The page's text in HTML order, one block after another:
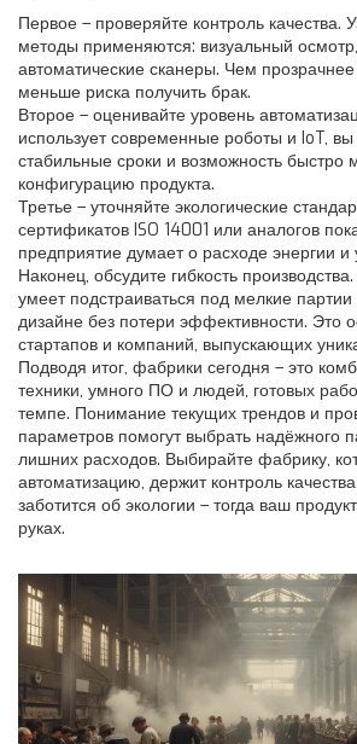
Первое – проверяйте контроль качества.
методы применяются: визуальный
автоматические сканеры. Чем
меньше риска получить брак.
Второе – оценивайте уровень
использует современные роботы и IoT,
стабильные сроки и возможность быстро
конфигурацию продукта.
Третье – уточняйте экологические
сертификатов ISO 14001 или аналогов
предприятие думает о расходе энергии и
Наконец, обсудите гибкость
умеет подстраиваться под мелкие
дизайне без потери эффективности. Это
стартапов и компаний, выпускающих
Подводя итог, фабрики сегодня – это
техники, умного ПО и людей, готовых
темпе. Понимание текущих трендов и
параметров помогут выбрать надёжного
лишних расходов. Выбирайте фабрику,
автоматизацию, держит контроль
заботится об экологии – тогда ваш
руках.